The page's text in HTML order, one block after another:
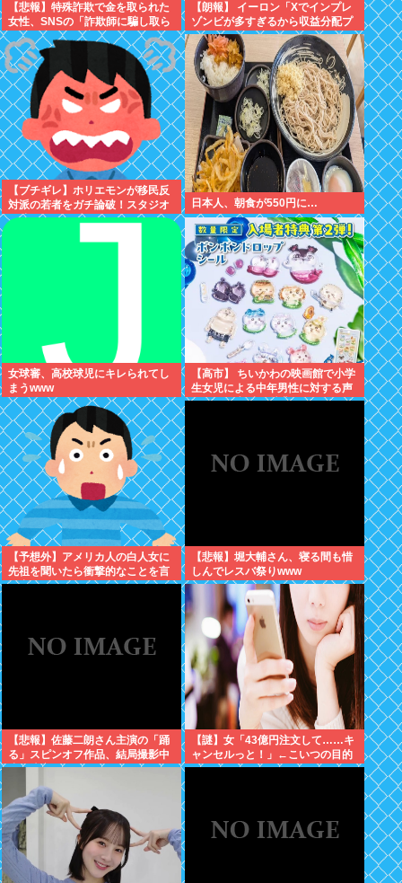
【悲報】特殊詐欺で金を取られた
女性、SNSの「詐欺師に騙し取ら
れたお金、取り戻せます」」に釣
られさらに240万円失うwww
【朗報】 イーロン「Xでインプレ
ゾンビが多すぎるから収益分配プ
ログラムやめるわ」
【ブチギレ】ホリエモンが移民反
対派の若者をガチ論破！スタジオ
が凍りついた瞬間がヤバすぎる…
日本人、朝食が550円に…
女球審、高校球児にキレられてし
まうwww
【高市】 ちいかわの映画館で小学
生女児による中年男性に対する声
かけが発生 映画特典をおねだり
【予想外】アメリカ人の白人女に
先祖を聞いたら衝撃的なことを言
い出した
【悲報】堀大輔さん、寝る間も惜
しんでレスバ祭りwww
【悲報】佐藤二朗さん主演の「踊
る」スピンオフ作品、結局撮影中
止が決定www
【謎】女「43億円注文して……キ
ャンセルっと！」←こいつの目的
ｗ